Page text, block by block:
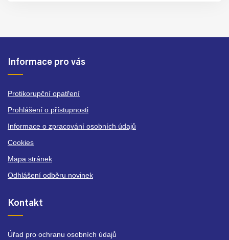
Informace pro vás
Protikorupční opatření
Prohlášení o přístupnosti
Informace o zpracování osobních údajů
Cookies
Mapa stránek
Odhlášení odběru novinek
Kontakt
Úřad pro ochranu osobních údajů